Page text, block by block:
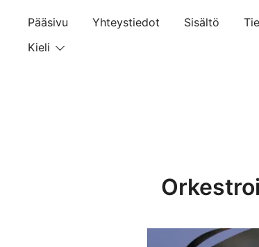
content
Pääsivu Yhteystiedot Sisältö
Kieli